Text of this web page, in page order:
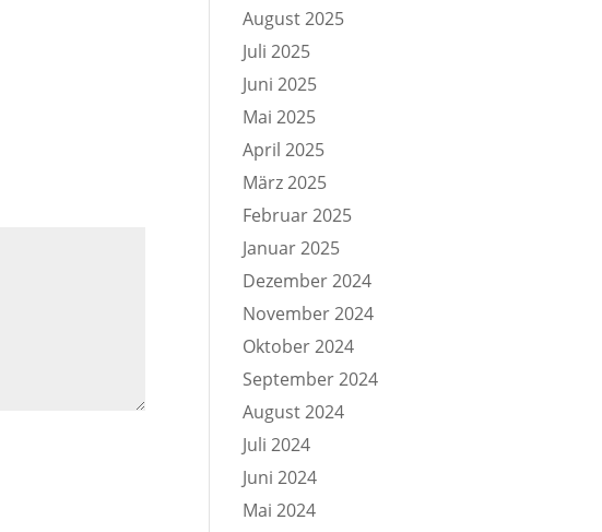
August 2025
Juli 2025
Juni 2025
Mai 2025
April 2025
März 2025
Februar 2025
Januar 2025
Dezember 2024
November 2024
Oktober 2024
September 2024
August 2024
Juli 2024
Juni 2024
Mai 2024